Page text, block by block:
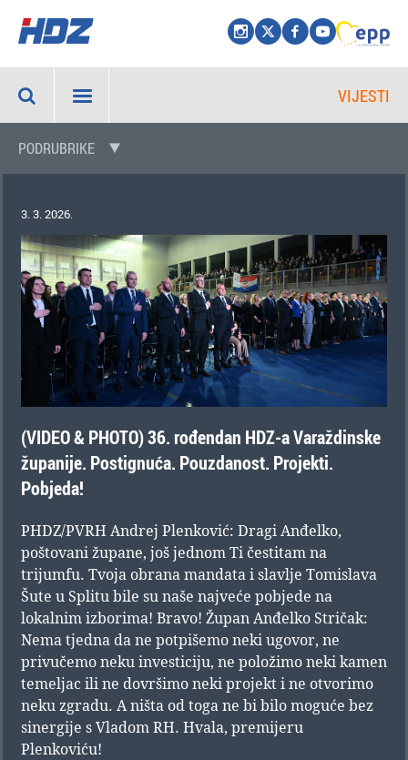
VIJESTI
PODRUBRIKE
3. 3. 2026.
(VIDEO & PHOTO) 36. rođendan HDZ-a Varaždinske
županije. Postignuća. Pouzdanost. Projekti.
Pobjeda!
PHDZ/PVRH Andrej Plenković: Dragi Anđelko,
poštovani župane, još jednom Ti čestitam na
trijumfu. Tvoja obrana mandata i slavlje Tomislava
Šute u Splitu bile su naše najveće pobjede na
lokalnim izborima! Bravo! Župan Anđelko Stričak:
Nema tjedna da ne potpišemo neki ugovor, ne
privučemo neku investiciju, ne položimo neki kamen
temeljac ili ne dovršimo neki projekt i ne otvorimo
neku zgradu. A ništa od toga ne bi bilo moguće bez
sinergije s Vladom RH. Hvala, premijeru
Plenkoviću!